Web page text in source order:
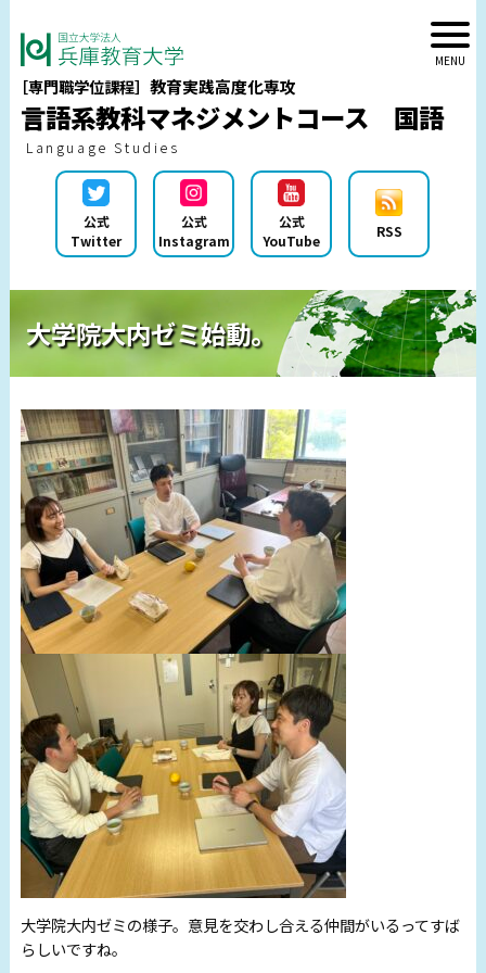
［専門職学位課程］ 教育実践高度化専攻
言語系教科マネジメントコース 国語
Language Studies
公式
Twitter
公式
Instagram
公式
YouTube
RSS
大学院大内ゼミ始動。
大学院大内ゼミの様子。意見を交わし合える仲間がいるってすば
らしいですね。